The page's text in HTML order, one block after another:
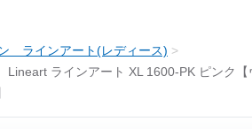
ラインアート(レディース)
ラインアート XL 1600-PK ピンク